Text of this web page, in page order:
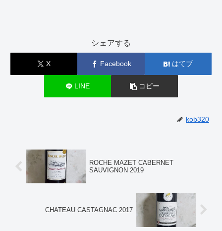
シェアする
X Facebook はてブ
LINE コピー
kob320
ROCHE MAZET CABERNET
SAUVIGNON 2019
CHATEAU CASTAGNAC 2017